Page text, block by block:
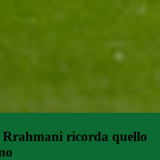
ricorda quello